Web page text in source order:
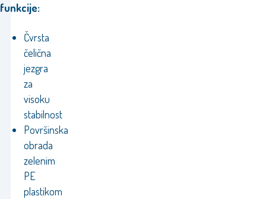
funkcije:
Čvrsta
čelična
jezgra
za
visoku
stabilnost
Površinska
obrada
zelenim
PE
plastikom